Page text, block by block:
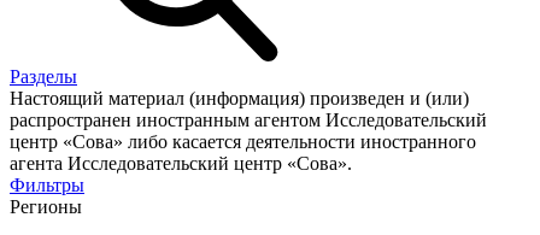
Разделы
Настоящий материал (информация) произведен и (или)
распространен иностранным агентом Исследовательский
центр «Сова» либо касается деятельности иностранного
агента Исследовательский центр «Сова».
Фильтры
Регионы